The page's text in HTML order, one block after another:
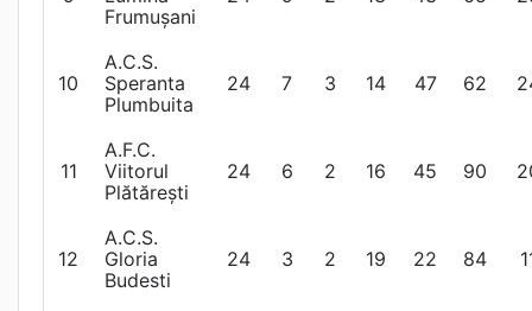
Frumușani
10
A.C.S.
Speranta
Plumbuita
24 7 3 14 47 62
11
A.F.C.
Viitorul
Plătărești
24 6 2 16 45 90
12
A.C.S.
Gloria
Budesti
24 3 2 19 22 84